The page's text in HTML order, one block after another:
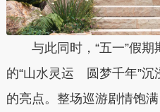
与此同时，“五一”假期
的“山水灵运 圆梦千年”沉
的亮点。整场巡游剧情饱